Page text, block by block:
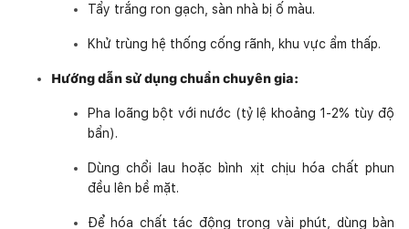
Tẩy trắng ron gạch, sàn nhà bị ố màu.
Khử trùng hệ thống cống rãnh, khu vực ẩm thấp.
Hướng dẫn sử dụng chuẩn chuyên gia:
Pha loãng bột với nước (tỷ lệ khoảng 1-2% tùy độ
bẩn).
Dùng chổi lau hoặc bình xịt chịu hóa chất phun
đều lên bề mặt.
Để hóa chất tác động trong vài phút, dùng bàn